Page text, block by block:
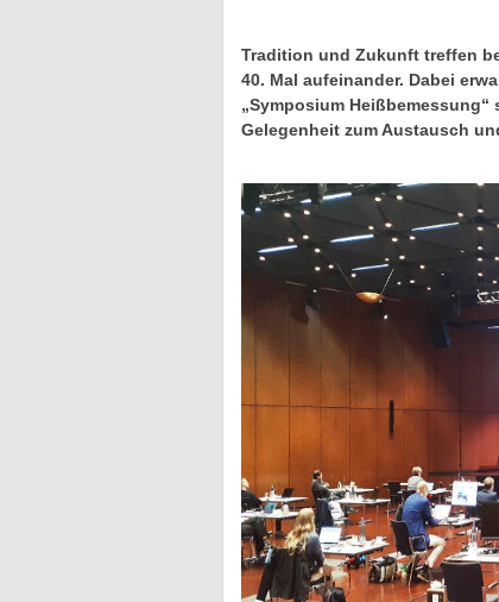
Tradition und Zukunft treffen
40. Mal aufeinander. Dabei
„Symposium
Gelegenheit zum Austausch